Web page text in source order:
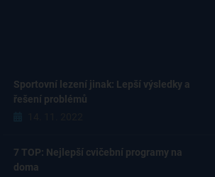
Sportovní lezení jinak: Lepší výsledky a
řešení problémů
7 TOP: Nejlepší cvičební programy na
doma